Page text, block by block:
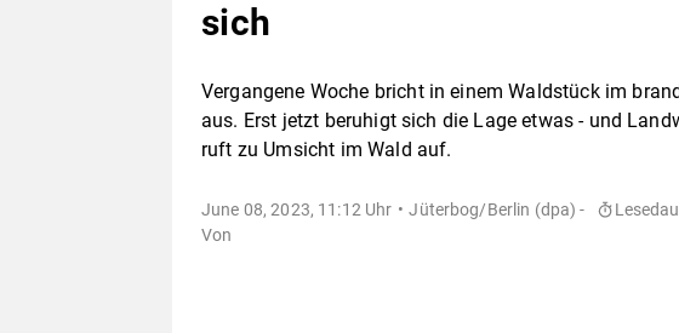
sich
Vergangene Woche bricht in einem Waldstück im
aus. Erst jetzt beruhigt sich die Lage etwas - und
ruft zu Umsicht im Wald auf.
June 08, 2023, 11:12 Uhr Jüterbog/Berlin (dpa) -
Von